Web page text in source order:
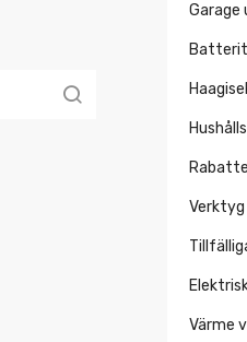
Garage
Verktyg
Värme